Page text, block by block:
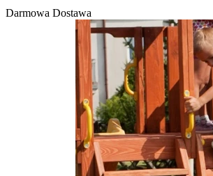
Darmowa Dostawa